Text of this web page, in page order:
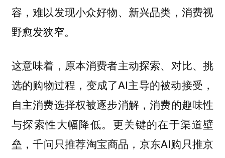
容，难以发现小众好物、新兴品类，消费视
野愈发狭窄。
这意味着，原本消费者主动探索、对比、挑
选的购物过程，变成了AI主导的被动接受，
自主消费选择权被逐步消解，消费的趣味性
与探索性大幅降低。更关键的在于渠道壁
垒，千问只推荐淘宝商品，京东AI购只推京